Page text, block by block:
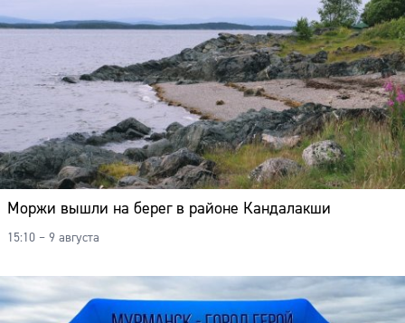
Моржи вышли на берег в районе Кандалакши
15:10 – 9 августа